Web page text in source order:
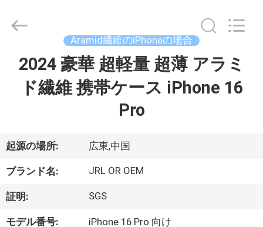
動
画
2026
Shenzhen
Aramid繊維のiPhoneの場合
2024 豪華 超軽量 超薄 アラミ
ド繊維 携帯ケース iPhone 16
Pro
起源の場所: 広東,中国
ブランド名: JRL OR OEM
証明: SGS
モデル番号: iPhone 16 Pro 向け